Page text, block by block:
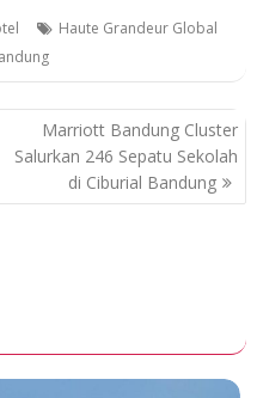
Haute Grandeur Global
Marriott Bandung Cluster
Salurkan 246 Sepatu Sekolah
di Ciburial Bandung